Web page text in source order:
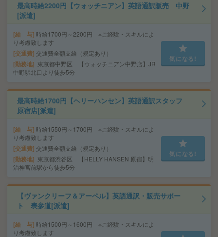
最高時給2200円【ウォッチニアン】英語通訳販売 中野
[派遣]
給 与 時給1700円～2200円 ※ご経験・スキルによ
り考慮致します
交通費 交通費全額支給（規定あり）
勤務地
東京都中野区 【ウォッチニアン中野店】JR
中野駅北口より徒歩5分
気になる!
最高時給1700円【ヘリーハンセン】英語通訳スタッフ
原宿店[派遣]
給 与 時給1550円～1700円 ※ご経験・スキルによ
り考慮致します
交通費 交通費全額支給（規定あり）
勤務地
東京都渋谷区 【HELLY HANSEN 原宿】明
治神宮前駅から徒歩5分
気になる!
【ヴァンクリーフ＆アーペル】英語通訳・販売サポー
ト 表参道[派遣]
給 与 時給1500円～1600円 ※ご経験・スキルによ
り考慮致します